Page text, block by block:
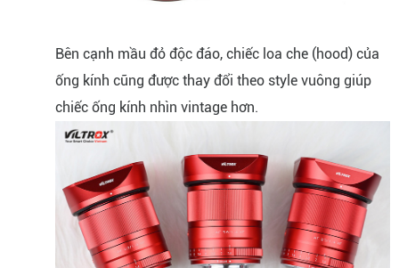
Bên cạnh mầu đỏ độc đáo, chiếc loa che (hood) của
ống kính cũng được thay đổi theo style vuông giúp
chiếc ống kính nhìn vintage hơn.